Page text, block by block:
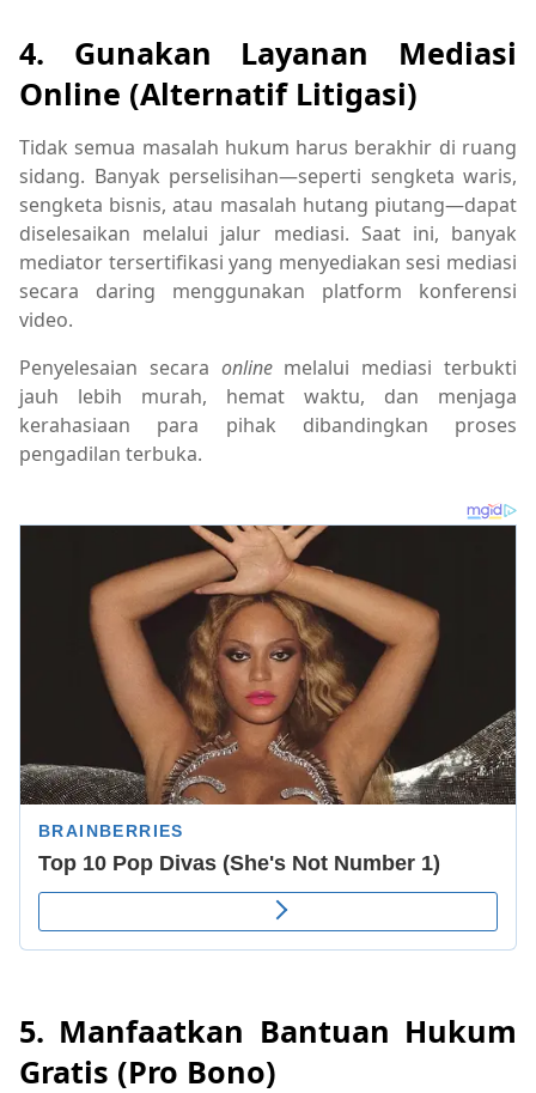
4. Gunakan Layanan Mediasi
Online (Alternatif Litigasi)
Tidak semua masalah hukum harus berakhir di ruang
sidang. Banyak perselisihan—seperti sengketa waris,
sengketa bisnis, atau masalah hutang piutang—dapat
diselesaikan melalui jalur mediasi. Saat ini, banyak
mediator tersertifikasi yang menyediakan sesi mediasi
secara daring menggunakan platform konferensi
video.
Penyelesaian secara onlinemelalui mediasi terbukti
jauh lebih murah, hemat waktu, dan menjaga
kerahasiaan para pihak dibandingkan proses
pengadilan terbuka.
5. Manfaatkan Bantuan Hukum
Gratis (Pro Bono)